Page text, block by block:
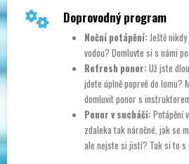
Doprovodný program
Noční potápění: Ještě
vodou? Domluvte si s námi
Refresh ponor: Už jste
jdete úplně poprvé do lomu?
domluvit ponor s
Ponor v sucháči: Potápění
zdaleka tak náročné, jak se
ale nejste si jistí? Tak si to s